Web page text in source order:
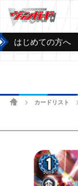
はじめての方へ
ホームカードリスト